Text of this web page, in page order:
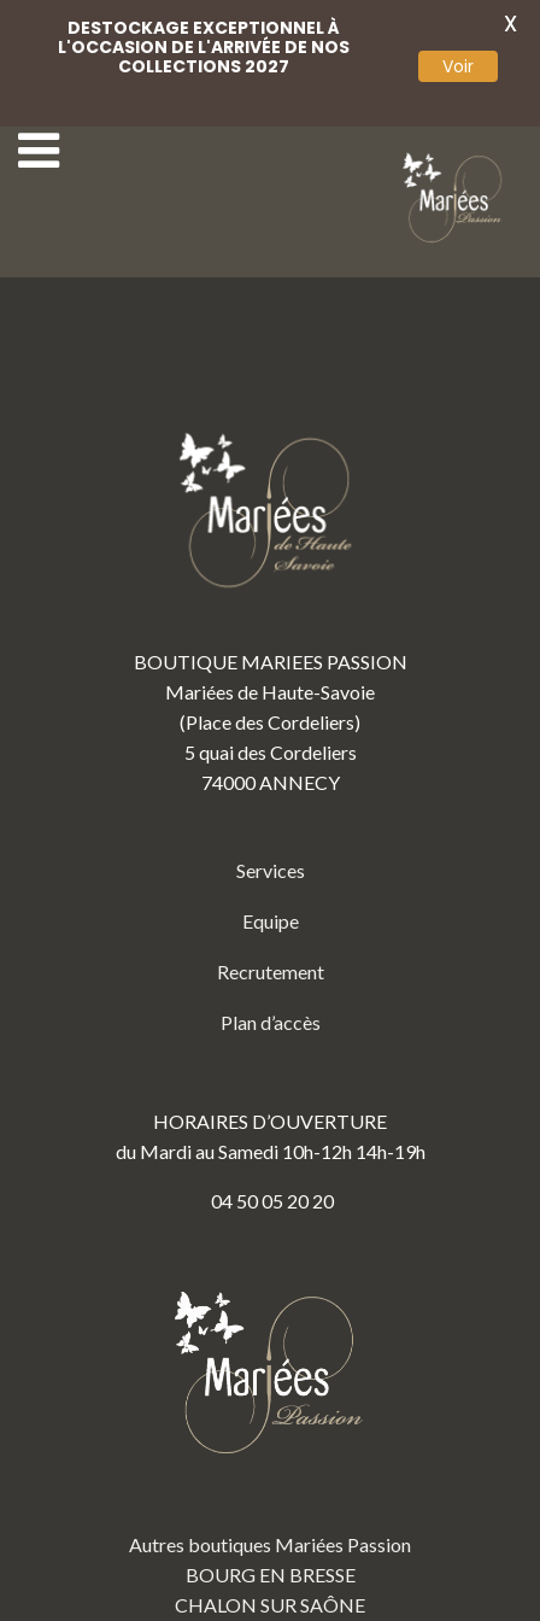
BOUTIQUE MARIEES PASSION
Mariées de Haute-Savoie
(Place des Cordeliers)
5 quai des Cordeliers
74000 ANNECY
Services
Equipe
Recrutement
Plan d’accès
HORAIRES D’OUVERTURE
du Mardi au Samedi 10h-12h 14h-19h
04 50 05 20 20
Autres boutiques Mariées Passion
BOURG EN BRESSE
CHALON SUR SAÔNE
DESTOCKAGE EXCEPTIONNEL À
L'OCCASION DE L'ARRIVÉE DE NOS
COLLECTIONS 2027
Voir
X